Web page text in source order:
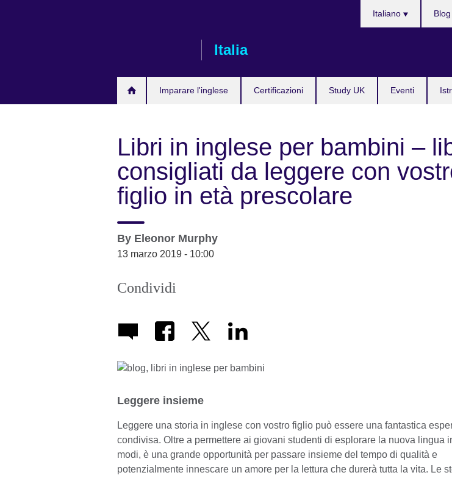
Italia
Imparare l'inglese Certificazioni Study UK Eventi
Italiano Blog
Libri in inglese per bambini –
consigliati da leggere con
figlio in età prescolare
By Eleonor Murphy
13 marzo 2019 - 10:00
Condividi
Leggere insieme
Leggere una storia in inglese con vostro figlio può essere una fantastica
condivisa. Oltre a permettere ai giovani studenti di esplorare la nuova lingua
modi, è una grande opportunità per passare insieme del tempo di qualità e
potenzialmente innescare un amore per la lettura che durerà tutta la vita. Le